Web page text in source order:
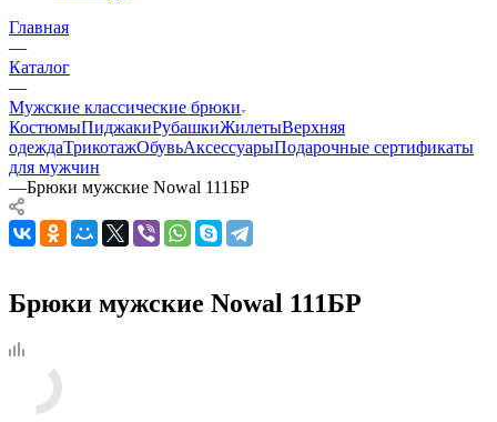
Главная
—
Каталог
—
Мужские классические брюки
КостюмыПиджакиРубашкиЖилетыВерхняя
одеждаТрикотажОбувьАксессуарыПодарочные сертификаты
для мужчин
—Брюки мужские Nowal 111БР
Брюки мужские Nowal 111БР